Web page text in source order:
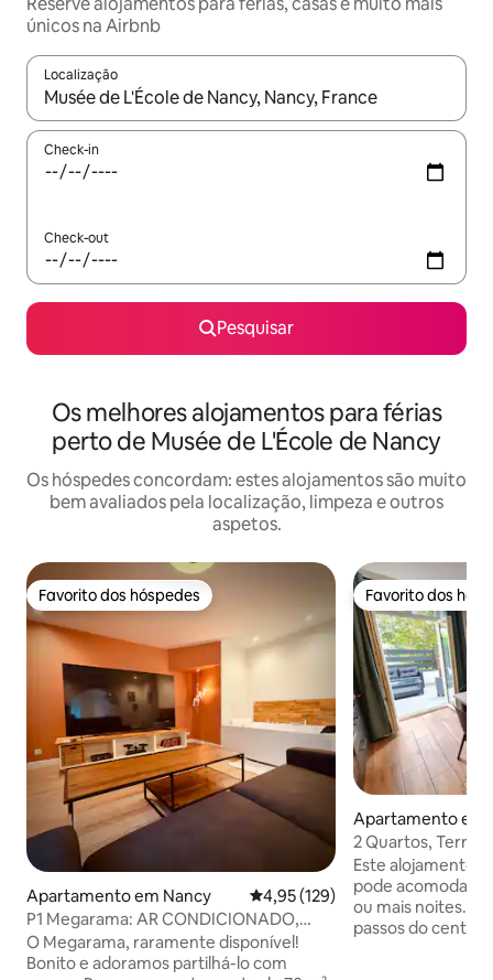
únicos na Airbnb
Localização
Quando os resultados estiverem disponíveis, navegue com
Check-in
Check-out
Pesquisar
Os melhores alojamentos para férias
perto de Musée de L'École de Nancy
Os hóspedes concordam: estes alojamentos são muito
bem avaliados pela localização, limpeza e outros
aspetos.
Favorito dos hóspedes
Favorito dos hóspedes
Apartamento em Nancy Classificação média de 4,95 em
4,95 (129)
P1 Megarama: AR CONDICIONADO,
jacuzzi, perto da estação, verificação de
identificação!
O Megarama, raramente disponível!
Bonito e adoramos partilhá-lo com
Favorito dos
Favorito dos
Apartamento em
2 Quartos,
Thermal
Este alojamento
pode acomodar
ou mais noites. Localizado a poucos
passos do centro